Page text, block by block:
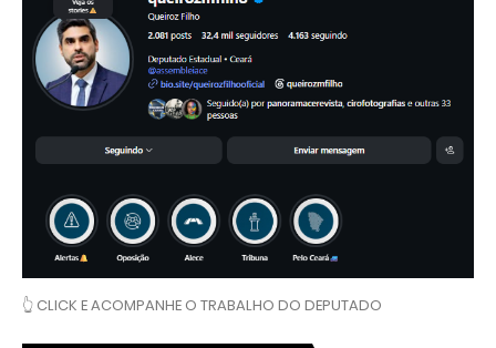
👆 CLICK E ACOMPANHE O TRABALHO DO DEPUTADO